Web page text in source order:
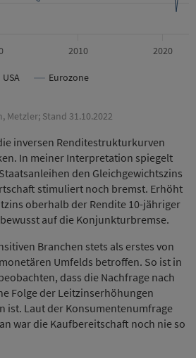
USA Eurozone
2010 2020
Metzler; Stand 31.10.2022
inversen Renditestrukturkurven
In meiner Interpretation spiegelt
den Gleichgewichtszins
stimuliert noch bremst. Erhöht
oberhalb der Rendite 10-jähriger
auf die Konjunkturbremse.
Branchen stets als erstes von
Umfelds betroffen. So ist in
dass die Nachfrage nach
Folge der Leitzinserhöhungen
ist. Laut der Konsumentenumfrage
war die Kaufbereitschaft noch nie so